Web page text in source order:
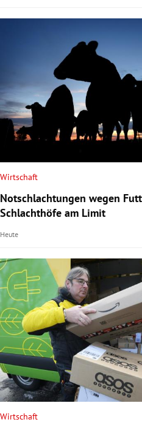
Wirtschaft
Notschlachtungen wegen
Schlachthöfe am Limit
Heute
Wirtschaft